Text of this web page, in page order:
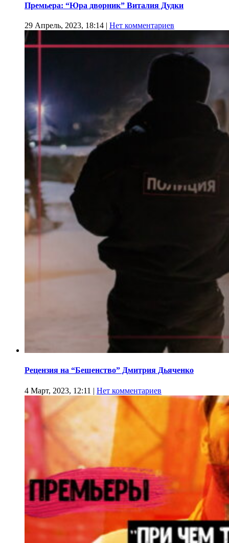
Премьера: “Юра дворник” Виталия Дудки
29 Апрель, 2023, 18:14 | Нет комментариев
Рецензия на “Бешенство” Дмитрия Дьяченко
4 Март, 2023, 12:11 | Нет комментариев